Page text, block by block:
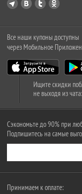
Все наши купоны доступны
через Мобильное
Ищите скидки
не выходя из чата:
Сэкономьте до 90% при
Подпишитесь на самые
Принимаем к оплате: